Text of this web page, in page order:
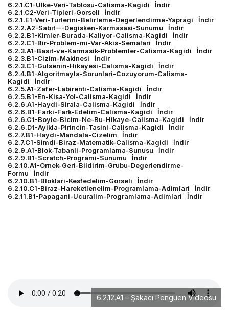
6.2.1.C1-Ulke-Veri-Tablosu-Calisma-Kagidi
İndir
6.2.1.C2-Veri-Tipleri-Gorseli
İndir
6.2.1.E1-Veri-Turlerini-Belirleme-Degerlendirme-Yapragi
İndir
6.2.2.A2-Sabit-–-Degisken-Karmasasi-Sunumu
İndir
6.2.2.B1-Kimler-Burada-Kaliyor-Calisma-Kagidi
İndir
6.2.2.C1-Bir-Problem-mi-Var-Akis-Semalari
İndir
6.2.3.A1-Basit-ve-Karmasik-Problemler-Calisma-Kagidi
İndir
6.2.3.B1-Cizim-Makinesi
İndir
6.2.3.C1-Gulsenin-Hikayesi-Calisma-Kagidi
İndir
6.2.4.B1-Algoritmayla-Sorunlari-Cozuyorum-Calisma-
Kagidi
İndir
6.2.5.A1-Zafer-Labirenti-Calisma-Kagidi
İndir
6.2.5.B1-En-Kisa-Yol-Calisma-Kagidi
İndir
6.2.6.A1-Haydi-Sirala-Calisma-Kagidi
İndir
6.2.6.B1-Farki-Fark-Edelim-Calisma-Kagidi
İndir
6.2.6.C1-Boyle-Bicim-Ne-Bu-Hikaye-Calisma-Kagidi
İndir
6.2.6.D1-Ayikla-Pirincin-Tasini-Calisma-Kagidi
İndir
6.2.7.B1-Haydi-Mandala-Cizelim
İndir
6.2.7.C1-Simdi-Biraz-Matematik-Calisma-Kagidi
İndir
6.2.9.A1-Blok-Tabanli-Programlama-Sunusu
İndir
6.2.9.B1-Scratch-Programi-Sunumu
İndir
6.2.10.A1-Ornek-Geri-Bildirim-Grubu-Degerlendirme-
Formu
İndir
6.2.10.B1-Bloklari-Kesfedelim-Gorseli
İndir
6.2.10.C1-Biraz-Hareketlenelim-Programlama-Adimlari
İndir
6.2.11.B1-Papagani-Ucuralim-Programlama-Adimlari
İndir
6.2.12.A1 – Şakacı Penguen Videosu